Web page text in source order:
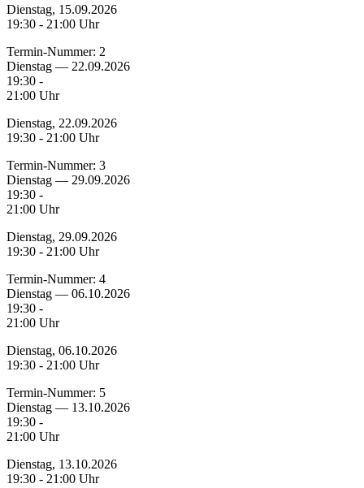
Dienstag, 15.09.2026
19:30 - 21:00 Uhr
Termin-Nummer: 2
Dienstag — 22.09.2026
19:30 -
21:00 Uhr
Dienstag, 22.09.2026
19:30 - 21:00 Uhr
Termin-Nummer: 3
Dienstag — 29.09.2026
19:30 -
21:00 Uhr
Dienstag, 29.09.2026
19:30 - 21:00 Uhr
Termin-Nummer: 4
Dienstag — 06.10.2026
19:30 -
21:00 Uhr
Dienstag, 06.10.2026
19:30 - 21:00 Uhr
Termin-Nummer: 5
Dienstag — 13.10.2026
19:30 -
21:00 Uhr
Dienstag, 13.10.2026
19:30 - 21:00 Uhr